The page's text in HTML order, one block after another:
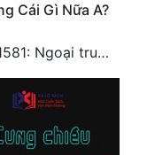
Cái Gì Nữa A?
Chương 1581: Ngoại truyện 1 (9)